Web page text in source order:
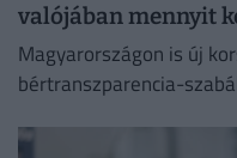
valójában mennyit
Magyarországon is új
bértranszparencia-